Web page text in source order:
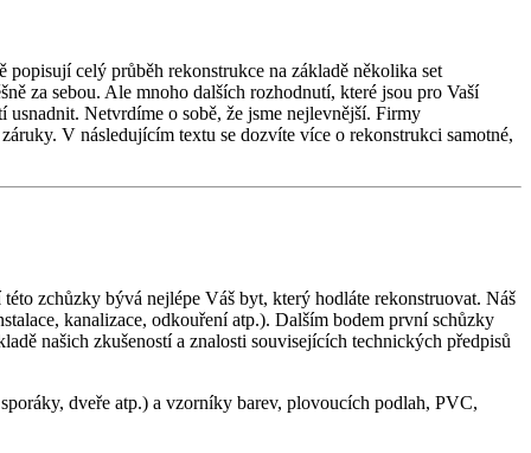
celý průběh rekonstrukce na základě několika set
za sebou. Ale mnoho dalších rozhodnutí, které jsou pro Vaší
Netvrdíme o sobě, že jsme nejlevnější. Firmy
V následujícím textu se dozvíte více o rekonstrukci samotné,
zchůzky bývá nejlépe Váš byt, který hodláte rekonstruovat. Náš
kanalizace, odkouření atp.). Dalším bodem první schůzky
našich zkušeností a znalosti souvisejících technických předpisů
dveře atp.) a vzorníky barev, plovoucích podlah, PVC,